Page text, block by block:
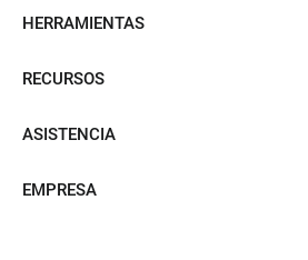
HERRAMIENTAS
RECURSOS
ASISTENCIA
EMPRESA